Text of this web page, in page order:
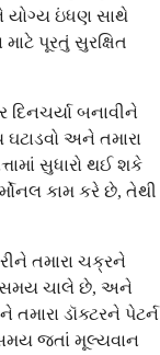
યોગ્ય ઇંધણ સાથે
પૂરતું સુરક્ષિત
બનાવીને
અને તમારા
સુધારો થઈ શકે
કામ કરે છે, તેથી
તમારા ચક્રને
સમય ચાલે છે, અને
ડૉક્ટરને પેટર્ન
જતાં મૂલ્યવાન